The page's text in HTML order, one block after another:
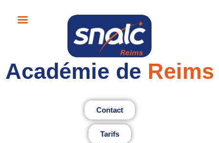
Académie de Reims
Contact
Tarifs